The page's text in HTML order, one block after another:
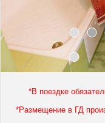
*В поездке
*Размещение в ГД